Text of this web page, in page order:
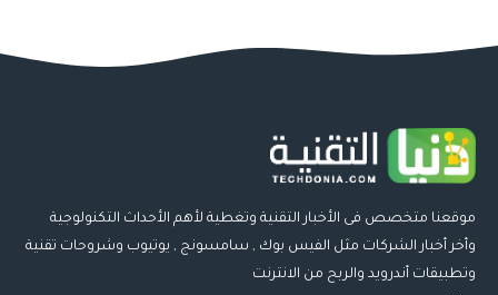
موقعنا متخصص فى الأخبار التقنية وتغطية لأهم الأحداث التكنولوجية
وأخر أخبار الشركات مثل الفيس بوك , سامسونج , يوتيوب وشروحات تقنية
وتطبيقات أندرويد والربح من الانترنت